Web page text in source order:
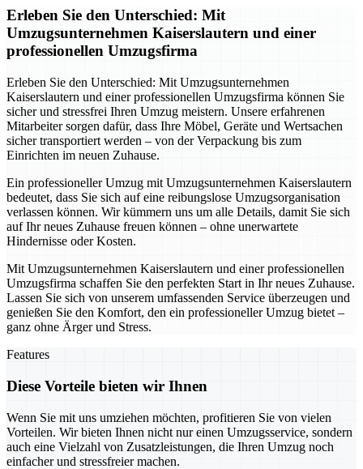
Erleben Sie den Unterschied: Mit
Umzugsunternehmen Kaiserslautern und einer
professionellen Umzugsfirma
Erleben Sie den Unterschied: Mit Umzugsunternehmen
Kaiserslautern und einer professionellen Umzugsfirma können Sie
sicher und stressfrei Ihren Umzug meistern. Unsere erfahrenen
Mitarbeiter sorgen dafür, dass Ihre Möbel, Geräte und Wertsachen
sicher transportiert werden – von der Verpackung bis zum
Einrichten im neuen Zuhause.
Ein professioneller Umzug mit Umzugsunternehmen Kaiserslautern
bedeutet, dass Sie sich auf eine reibungslose Umzugsorganisation
verlassen können. Wir kümmern uns um alle Details, damit Sie sich
auf Ihr neues Zuhause freuen können – ohne unerwartete
Hindernisse oder Kosten.
Mit Umzugsunternehmen Kaiserslautern und einer professionellen
Umzugsfirma schaffen Sie den perfekten Start in Ihr neues Zuhause.
Lassen Sie sich von unserem umfassenden Service überzeugen und
genießen Sie den Komfort, den ein professioneller Umzug bietet –
ganz ohne Ärger und Stress.
Features
Diese Vorteile bieten wir Ihnen
Wenn Sie mit uns umziehen möchten, profitieren Sie von vielen
Vorteilen. Wir bieten Ihnen nicht nur einen Umzugsservice, sondern
auch eine Vielzahl von Zusatzleistungen, die Ihren Umzug noch
einfacher und stressfreier machen.